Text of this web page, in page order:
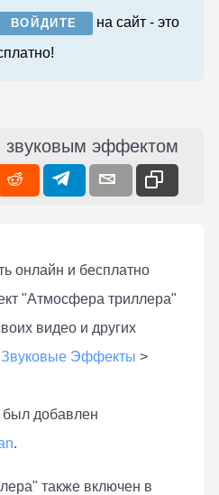
ВОЙДИТЕ
на сайт - это
звуковым эффектом
онлaйн и бесплатно
"Атмосфера триллера"
видео и других
Звуковые Эффекты >
был добавлен
.
также включен в